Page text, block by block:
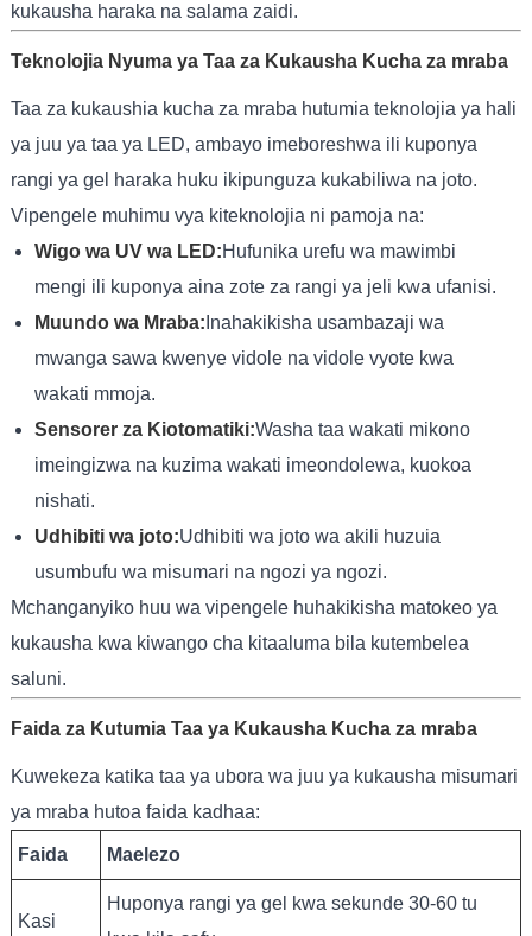
kukausha haraka na salama zaidi.
Teknolojia Nyuma ya Taa za Kukausha Kucha za mraba
Taa za kukaushia kucha za mraba hutumia teknolojia ya hali
ya juu ya taa ya LED, ambayo imeboreshwa ili kuponya
rangi ya gel haraka huku ikipunguza kukabiliwa na joto.
Vipengele muhimu vya kiteknolojia ni pamoja na:
Wigo wa UV wa LED:Hufunika urefu wa mawimbi
mengi ili kuponya aina zote za rangi ya jeli kwa ufanisi.
Muundo wa Mraba: Inahakikisha usambazaji wa
mwanga sawa kwenye vidole na vidole vyote kwa
wakati mmoja.
Sensorer za Kiotomatiki:Washa taa wakati mikono
imeingizwa na kuzima wakati imeondolewa, kuokoa
nishati.
Udhibiti wa joto:Udhibiti wa joto wa akili huzuia
usumbufu wa misumari na ngozi ya ngozi.
Mchanganyiko huu wa vipengele huhakikisha matokeo ya
kukausha kwa kiwango cha kitaaluma bila kutembelea
saluni.
Faida za Kutumia Taa ya Kukausha Kucha za mraba
Kuwekeza katika taa ya ubora wa juu ya kukausha misumari
ya mraba hutoa faida kadhaa:
Faida Maelezo
Kasi
Huponya rangi ya gel kwa sekunde 30-60 tu